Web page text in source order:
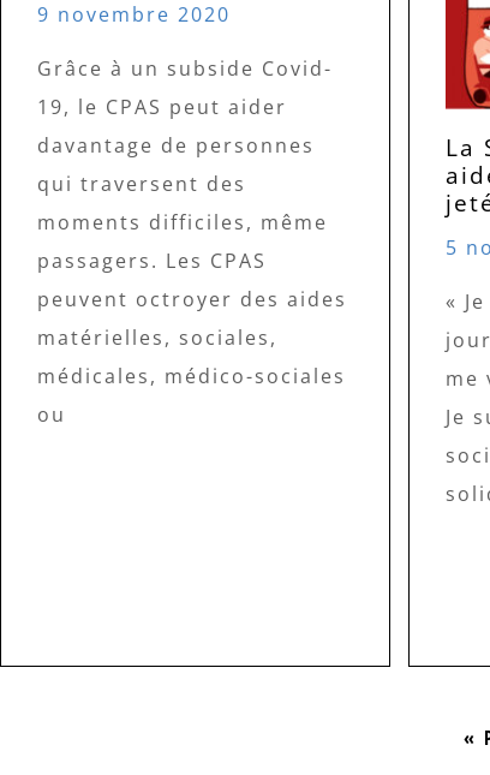
9 novembre 2020
Grâce à un subside Covid-
19, le CPAS peut aider
davantage de personnes
qui traversent des
moments difficiles, même
passagers. Les CPAS
peuvent octroyer des aides
matérielles, sociales,
médicales, médico-sociales
ou
La
5
«
me
Je
«